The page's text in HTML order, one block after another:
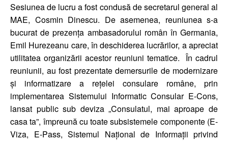
Sesiunea de lucru a fost condusă de secretarul general al
MAE, Cosmin Dinescu. De asemenea, reuniunea s-a
bucurat de prezența ambasadorului român în Germania,
Emil Hurezeanu care, în deschiderea lucrărilor, a apreciat
utilitatea organizării acestor reuniuni tematice. În cadrul
reuniunii, au fost prezentate demersurile de modernizare
și informatizare a rețelei consulare române, prin
implementarea Sistemului Informatic Consular E-Cons,
lansat public sub deviza „Consulatul, mai aproape de
casa ta”, împreună cu toate subsistemele componente (E-
Viza, E-Pass, Sistemul Național de Informații privind